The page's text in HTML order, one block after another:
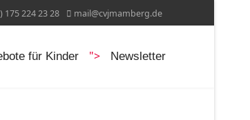
175 224 23 28 mail@cvjmamberg.de
für Kinder "> Newsletter